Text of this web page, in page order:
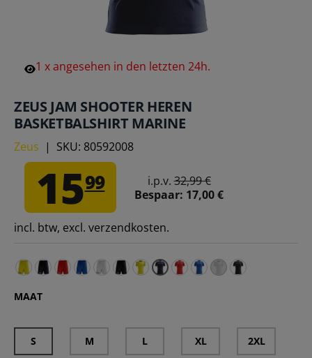
1 xangesehen in den letzten 24h.
ZEUS JAM SHOOTER HEREN
BASKETBALSHIRT MARINE
Zeus | SKU: 80592008
1599 i.p.v.32,99 €
Bespaar: 17,00 €
incl. btw, excl. verzendkosten.
MAAT
S M L XL 2XL